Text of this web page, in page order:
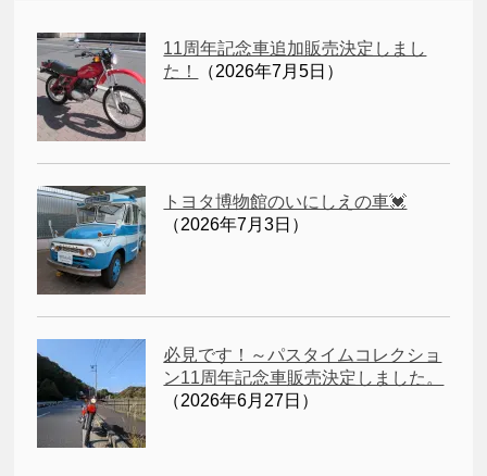
11周年記念車追加販売決定しまし
た！
（2026年7月5日）
トヨタ博物館のいにしえの車💓
（2026年7月3日）
必見です！～パスタイムコレクショ
ン11周年記念車販売決定しました。
（2026年6月27日）